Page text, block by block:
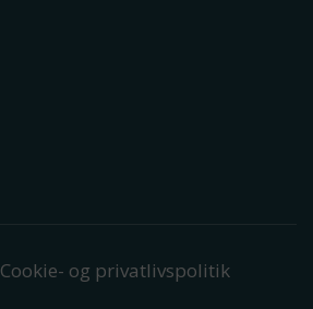
Cookie- og privatlivspolitik